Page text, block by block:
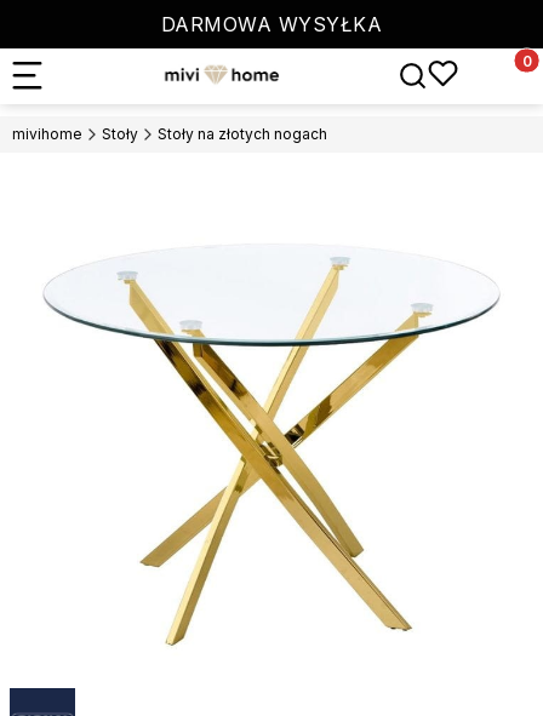
DARMOWA WYSYŁKA
Otwórz
mivihome Stoły Stoły na złotych nogach